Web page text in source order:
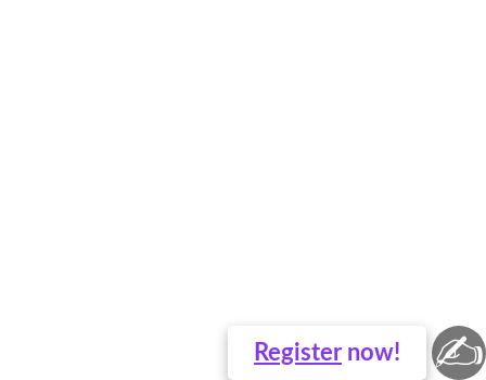
Register now! ✍